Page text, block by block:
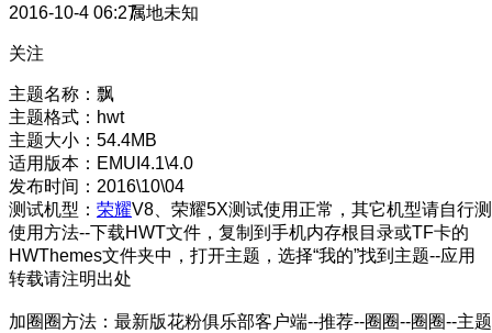
2016-10-4 06:27属地未知
关注
主题名称：飘
主题格式：hwt
主题大小：54.4MB
适用版本：EMUI4.1\4.0
发布时间：2016\10\04
测试机型： 荣耀V8、荣耀5X测试使用正常，其它机型请自行测
使用方法--下载HWT文件，复制到手机内存根目录或TF卡的
HWThemes文件夹中，打开主题，选择“我的”找到主题--应用
转载请注明出处
加圈圈方法：最新版花粉俱乐部客户端--推荐--圈圈--圈圈--主题